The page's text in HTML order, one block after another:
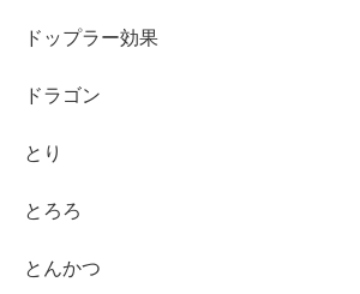
ドップラー効果
ドラゴン
とり
とろろ
とんかつ